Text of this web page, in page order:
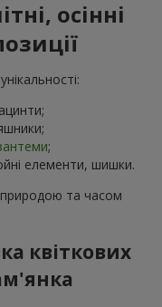
осінні
;
елементи, шишки.
природою та часом
квіткових